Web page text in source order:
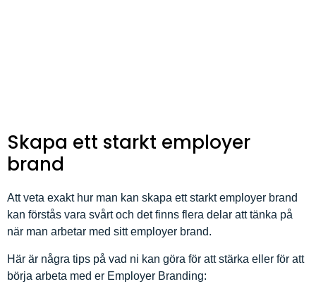
Skapa ett starkt employer
brand
Att veta exakt hur man kan skapa ett starkt employer brand
kan förstås vara svårt och det finns flera delar att tänka på
när man arbetar med sitt employer brand.
Här är några tips på vad ni kan göra för att stärka eller för att
börja arbeta med er Employer Branding: